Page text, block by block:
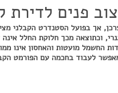
פנים לדירת
אך בפועל הסטנדרט הקבלני
וכתוצאה מכך חלוקת החלל אינה
החשמל מועטות והאחסון אינו
לעבוד בחכמה עם הפורמט